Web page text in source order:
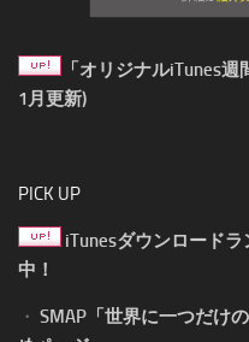
「オリジナルiTunes
1月更新)
PICK UP
iTunesダウンロード
中！
・ SMAP「世界に一つだけ